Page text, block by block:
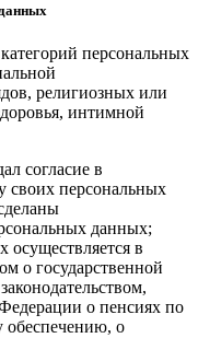
персональных
религиозных или
интимной
согласие в
своих персональных
данных;
осуществляется в
о государственной
о пенсиях по
обеспечению, о